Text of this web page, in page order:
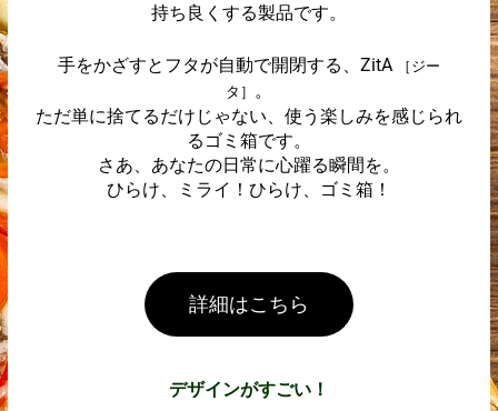
持ち良くする製品です。
手をかざすとフタが自動で開閉する、ZitA
［ジー
タ］ 。
ただ単に捨てるだけじゃない、使う楽しみを感じられ
るゴミ箱です。
さあ、あなたの日常に心躍る瞬間を。
ひらけ、ミライ！ひらけ、ゴミ箱！
詳細はこちら
デザインがすごい！